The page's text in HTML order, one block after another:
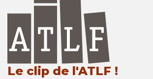
Le clip de l'ATLF !